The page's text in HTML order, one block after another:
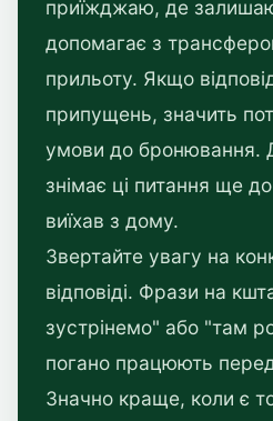
приїжджаю, де
допомагає з
прильоту. Якщо
припущень, значить
умови до бронювання.
знімає ці питання ще
виїхав з дому.
Звертайте увагу на
відповіді. Фрази на
зустрінемо" або "там
погано працюють
Значно краще, коли є